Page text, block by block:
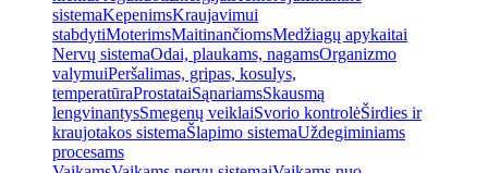
sistemaKepenimsKraujavimui
stabdytiMoterimsMaitinančiomsMedžiagų apykaitai
Nervų sistemaOdai, plaukams, nagamsOrganizmo
valymuiPeršalimas, gripas, kosulys,
temperatūraProstataiSąnariamsSkausmą
lengvinantysSmegenų veiklaiSvorio kontrolėŠirdies ir
kraujotakos sistemaŠlapimo sistemaUždegiminiams
procesams